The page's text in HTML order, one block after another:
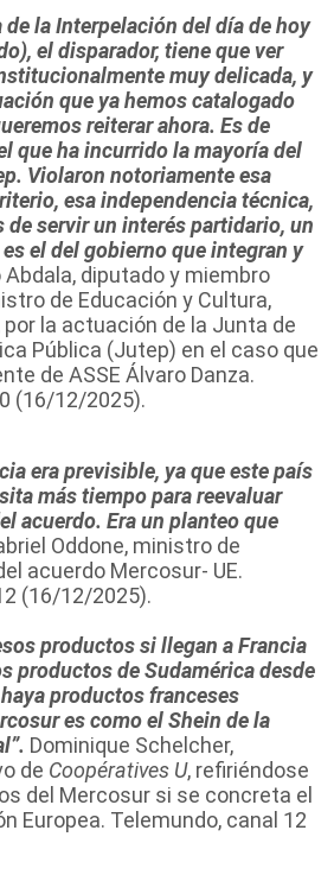
la Interpelación del día de hoy
el disparador, tiene que ver
muy delicada, y
que ya hemos catalogado
reiterar ahora. Es de
que ha incurrido la mayoría del
Violaron notoriamente esa
esa independencia técnica,
de servir un interés partidario, un
el del gobierno que integran y
Abdala, diputado y miembro
de Educación y Cultura,
la actuación de la Junta de
Pública (Jutep) en el caso que
de ASSE Álvaro Danza.
(16/12/2025).
era previsible, ya que este país
más tiempo para reevaluar
acuerdo. Era un planteo que
Oddone, ministro de
acuerdo Mercosur- UE.
(16/12/2025).
productos si llegan a Francia
productos de Sudamérica desde
productos franceses
es como el Shein de la
Dominique Schelcher,
de Coopératives U, refiriéndose
del Mercosur si se concreta el
Europea. Telemundo, canal 12